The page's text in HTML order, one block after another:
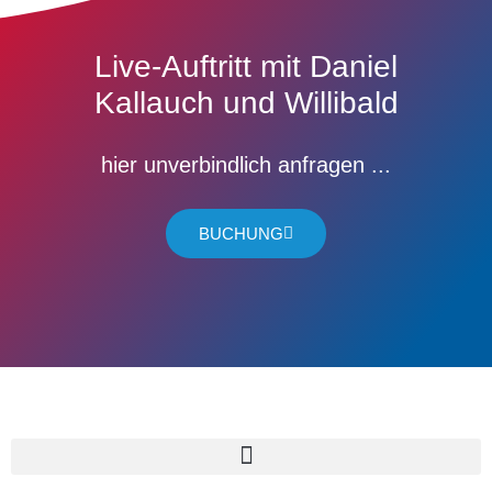
Live-Auftritt mit Daniel
Kallauch und Willibald
hier unverbindlich anfragen ...
BUCHUNG